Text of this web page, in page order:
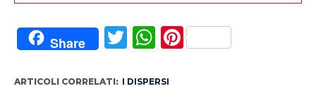
Share Twitter
WhatsApp
Pinterest
ARTICOLI CORRELATI: I DISPERSI